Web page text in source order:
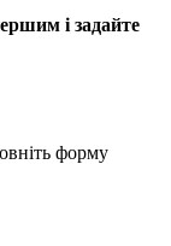
і задайте
форму